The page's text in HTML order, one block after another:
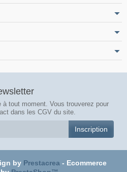
tout moment. Vous trouverez pour
dans les CGV du site.
by Prestacrea - Ecommerce